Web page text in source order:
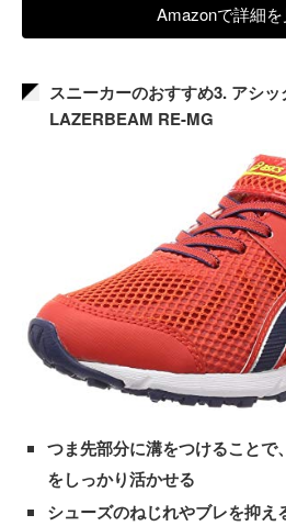
Amazonで詳細を
スニーカーのおすすめ3. アシ
LAZERBEAM RE-MG
つま先部分に溝をつけることで
をしっかり活かせる
シューズのねじれやブレを抑え